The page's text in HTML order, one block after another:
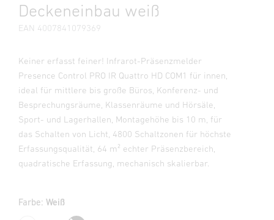
Deckeneinbau weiß
EAN 4007841079369
Keiner erfasst feiner! Infrarot-Präsenzmelder
Presence Control PRO IR Quattro HD COM1 für innen,
ideal für mittlere bis große Büros, Konferenz- und
Besprechungsräume, Klassenräume und Hörsäle,
Sport- und Lagerhallen, Montagehöhe bis 10 m, für
das Schalten von Licht, 4800 Schaltzonen für höchste
Erfassungsqualität, 64 m² echter Präsenzbereich,
quadratische Erfassung, mechanisch skalierbar.
Farbe: Weiß